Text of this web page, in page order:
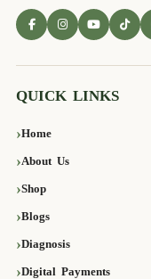
QUICK LINKS
Home
About Us
Shop
Blogs
Diagnosis
Digital Payments